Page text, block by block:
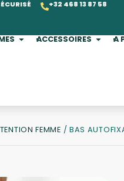
+32 468 13 87 58
ACCESSOIRES A
FEMME / BAS